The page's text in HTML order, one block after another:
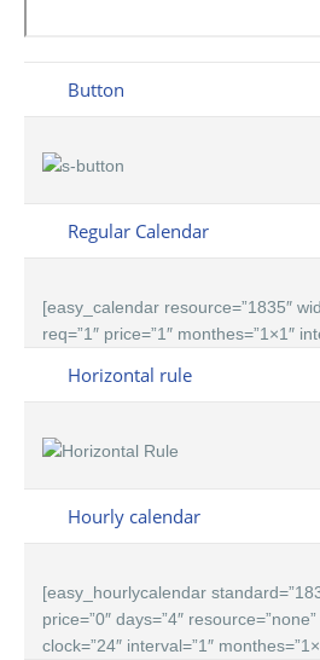
Button
Regular Calendar
[easy_calendar resource=”1835″
req=”1″ price=”1″ monthes=”1×1″
Horizontal rule
Hourly calendar
[easy_hourlycalendar
price=”0″ days=”4″
clock=”24″ interval=”1″